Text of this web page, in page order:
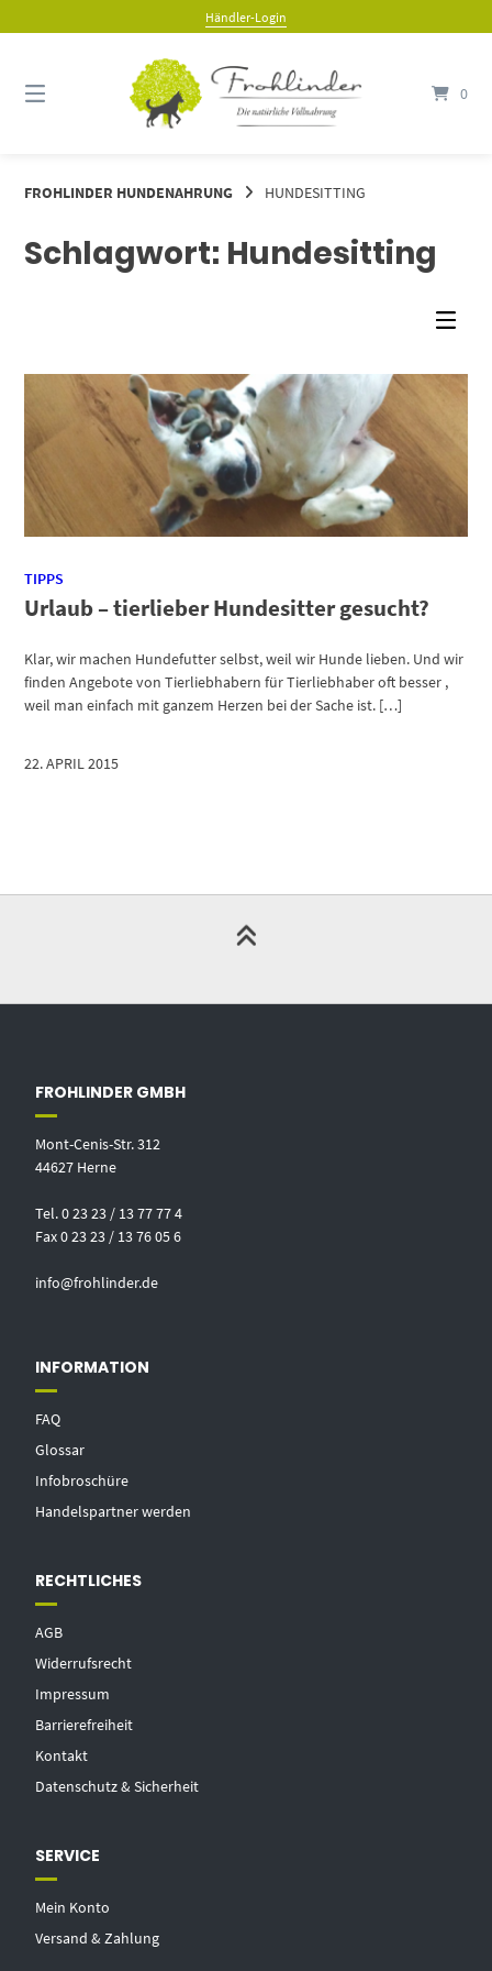
zum
Händler-Login
0
FROHLINDER HUNDENAHRUNG HUNDESITTING
Schlagwort: Hundesitting
TIPPS
Urlaub – tierlieber Hundesitter gesucht?
Klar, wir machen Hundefutter selbst, weil wir Hunde lieben. Und wir
finden Angebote von Tierliebhabern für Tierliebhaber oft besser ,
weil man einfach mit ganzem Herzen bei der Sache ist. […]
22. APRIL 2015
FROHLINDER GMBH
Mont-Cenis-Str. 312
44627 Herne
Tel. 0 23 23 / 13 77 77 4
Fax 0 23 23 / 13 76 05 6
info@frohlinder.de
INFORMATION
FAQ
Glossar
Infobroschüre
Handelspartner werden
RECHTLICHES
AGB
Widerrufsrecht
Impressum
Barrierefreiheit
Kontakt
Datenschutz & Sicherheit
SERVICE
Mein Konto
Versand & Zahlung